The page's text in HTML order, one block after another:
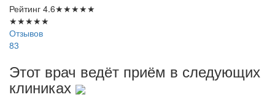
Рейтинг 4.6★★★★★
★★★★★
Отзывов
83
Этот врач ведёт приём в следующих
клиниках